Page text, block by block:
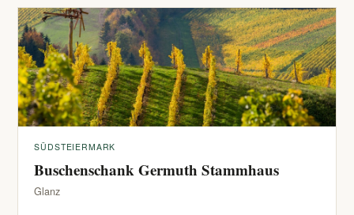
SÜDSTEIERMARK
Buschenschank Germuth Stammhaus
Glanz